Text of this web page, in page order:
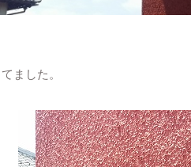
ました。